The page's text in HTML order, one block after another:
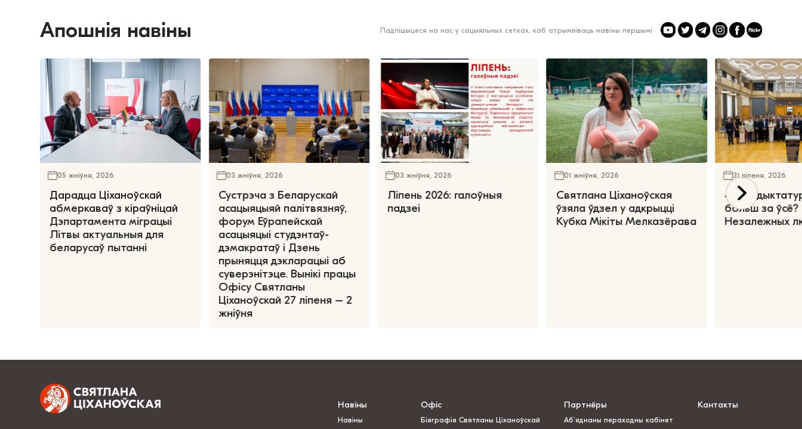
Апошнія навіны Падпішыцеся на нас у сацыяльных сетках, каб атрымліваць навіны першымі
05 жніўня, 2026
Дарадца Ціханоўскай
абмеркаваў з кіраўніцай
Дэпартамента міграцыі
Літвы актуальныя для
беларусаў пытанні
03 жніўня, 2026
Сустрэча з Беларускай
асацыяцыяй палітвязняў,
форум Еўрапейскай
асацыяцыі студэнтаў-
дэмакратаў і Дзень
прыняцця дэкларацыі аб
суверэнітэце. Вынікі працы
Офісу Святланы
Ціханоўскай 27 ліпеня – 2
жніўня
03 жніўня, 2026
Ліпень 2026: галоўныя
падзеі
01 жніўня, 2026
Святлана Ціханоўская
ўзяла ўдзел у адкрыцці
Кубка Мікіты Мелказёрава
31 ліпеня, 2026
«Чаго
больш за ўсё?
Незалежных
Навіны
Навіны
Офіс
Біяграфія Святланы Ціханоўскай
Партнёры
Аб’яднаны пераходны кабінет
Кантакты